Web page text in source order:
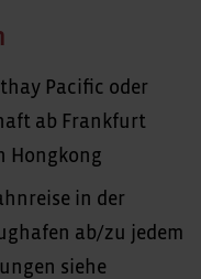
Pacific oder
ab Frankfurt
Hongkong
in der
ab/zu jedem
siehe